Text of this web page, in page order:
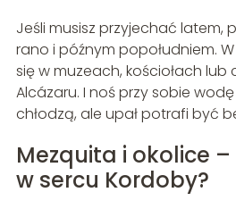
Jeśli musisz przyjechać latem,
rano i późnym popołudniem.
się w muzeach, kościołach
Alcázaru. I noś przy sobie
chłodzą, ale upał potrafi być
Mezquita i okolice
w sercu Kordoby?